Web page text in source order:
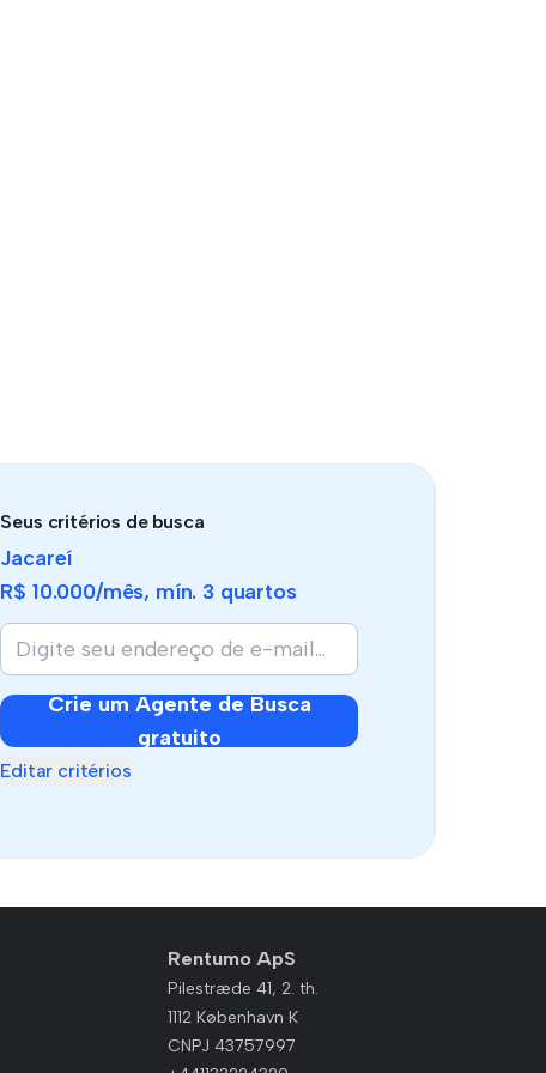
Seus critérios de busca
Jacareí
R$ 10.000/mês, mín. 3 quartos
Crie um Agente de Busca
gratuito
Editar critérios
Rentumo ApS
Pilestræde 41, 2. th.
1112 København K
CNPJ 43757997